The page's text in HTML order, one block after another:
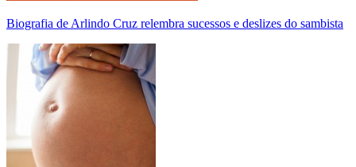
Biografia de Arlindo Cruz relembra sucessos e deslizes do sambista